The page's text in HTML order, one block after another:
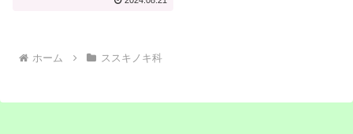
ホーム ススキノキ科